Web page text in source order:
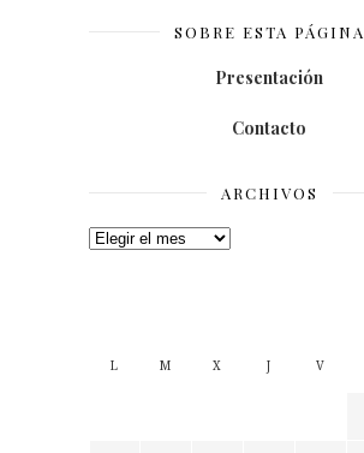
SOBRE ESTA PÁGINA
Presentación
Contacto
ARCHIVOS
Archivos
L M X J V